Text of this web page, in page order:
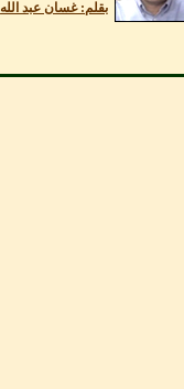
بقلم: غسان عبد الله